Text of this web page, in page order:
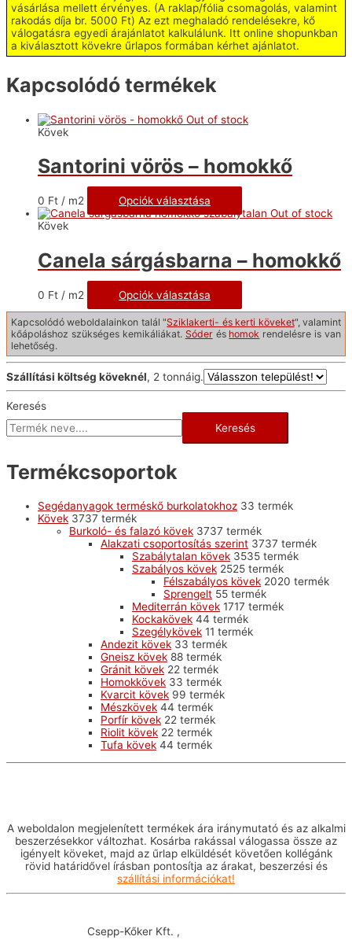
vásárlása mellett érvényes. (A raklap/fólia csomagolás, valamint
rakodás díja br. 5000 Ft) Az ezt meghaladó rendelésekre, kő
válogatásra egyedi árajánlatot kalkulálunk. Itt online shopunkban
a kiválasztott kövekre űrlapos formában kérhet ajánlatot.
Kapcsolódó termékek
Out of stock
Kövek
Santorini vörös – homokkő
0 Ft / m2
Opciók választása
Out of stock
Kövek
Canela sárgásbarna – homokkő
0 Ft / m2 Opciók választása
Kapcsolódó weboldalainkon talál "Sziklakerti- és kerti köveket", valamint
kőápoláshoz szükséges kemikáliákat. Sóderés homok rendelésre is van
lehetőség.
Szállítási költség köveknél, 2 tonnáig.
Keresés
Keresés
Termékcsoportok
Segédanyagok terméskő burkolatokhoz 33 termék
Kövek 3737 termék
Burkoló- és falazó kövek 3737 termék
Alakzati csoportosítás szerint 3737 termék
Szabálytalan kövek 3535 termék
Szabályos kövek 2525 termék
Félszabályos kövek 2020 termék
Sprengelt 55 termék
Mediterrán kövek 1717 termék
Kockakövek 44 termék
Szegélykövek 11 termék
Andezit kövek 33 termék
Gneisz kövek 88 termék
Gránit kövek 22 termék
Homokkövek 33 termék
Kvarcit kövek 99 termék
Mészkövek 44 termék
Porfír kövek 22 termék
Riolit kövek 22 termék
Tufa kövek 44 termék
A weboldalon megjelenített termékek ára iránymutató és az alkalmi
beszerzésekkor változhat. Kosárba rakással válogassa össze az
igényelt köveket, majd az űrlap elküldését követően kollégánk
rövid határidővel írásban pontosítja az árakat, beszerzési és
szállítási információkat!
Csepp-Kőker Kft. ,